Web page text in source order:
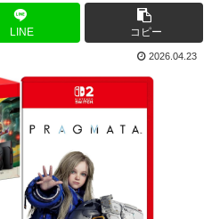
LINE コピー
2026.04.23